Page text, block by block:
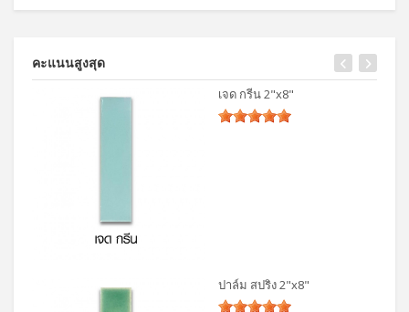
คะแนนสูงสุด
เจด กรีน 2"x8"
ปาล์ม สปริง 2"x8"